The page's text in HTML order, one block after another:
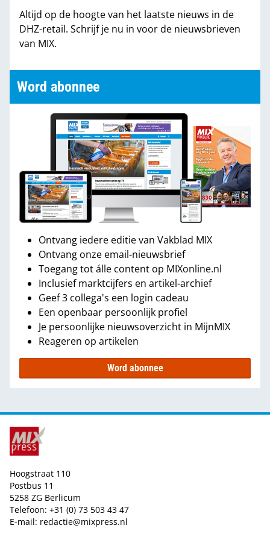
Altijd op de hoogte van het laatste nieuws in de
DHZ-retail. Schrijf je nu in voor de nieuwsbrieven
van MIX.
Word abonnee
Ontvang iedere editie van Vakblad MIX
Ontvang onze email-nieuwsbrief
Toegang tot álle content op MIXonline.nl
Inclusief marktcijfers en artikel-archief
Geef 3 collega's een login cadeau
Een openbaar persoonlijk profiel
Je persoonlijke nieuwsoverzicht in MijnMIX
Reageren op artikelen
Word abonnee
Hoogstraat 110
Postbus 11
5258 ZG Berlicum
Telefoon: +31 (0) 73 503 43 47
E-mail: redactie@mixpress.nl